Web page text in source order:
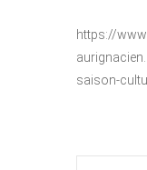
https://
saison-